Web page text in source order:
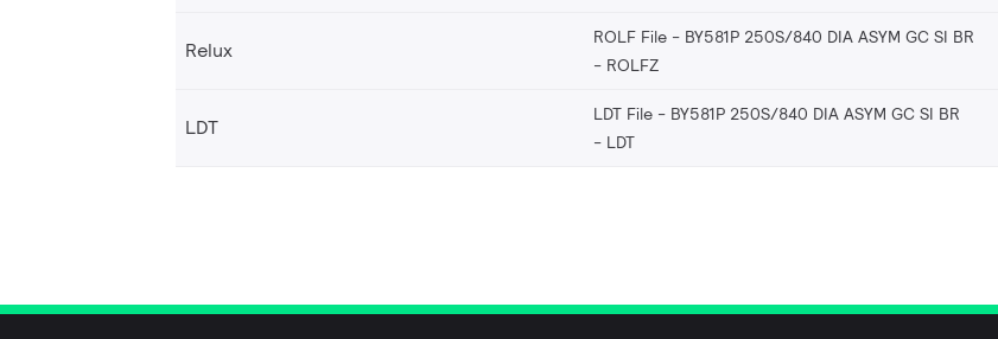
Relux
ROLF File - BY581P 250S/840 DIA ASYM GC SI BR
ROLFZ
LDT
LDT File - BY581P 250S/840 DIA ASYM GC SI BR
LDT